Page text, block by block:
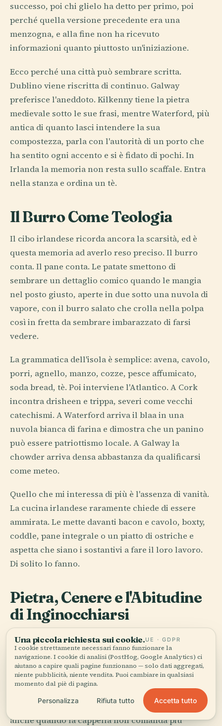
successo, poi chi glielo ha detto per primo, poi
perché quella versione precedente era una
menzogna, e alla fine non ha ricevuto
informazioni quanto piuttosto un'iniziazione.
Ecco perché una città può sembrare scritta.
Dublino viene riscritta di continuo. Galway
preferisce l'aneddoto. Kilkenny tiene la pietra
medievale sotto le sue frasi, mentre Waterford, più
antica di quanto lasci intendere la sua
compostezza, parla con l'autorità di un porto che
ha sentito ogni accento e si è fidato di pochi. In
Irlanda la memoria non resta sullo scaffale. Entra
nella stanza e ordina un tè.
Il Burro Come Teologia
Il cibo irlandese ricorda ancora la scarsità, ed è
questa memoria ad averlo reso preciso. Il burro
conta. Il pane conta. Le patate smettono di
sembrare un dettaglio comico quando le mangia
nel posto giusto, aperte in due sotto una nuvola di
vapore, con il burro salato che crolla nella polpa
così in fretta da sembrare imbarazzato di farsi
vedere.
La grammatica dell'isola è semplice: avena, cavolo,
porri, agnello, manzo, cozze, pesce affumicato,
soda bread, tè. Poi interviene l'Atlantico. A Cork
incontra drisheen e trippa, severi come vecchi
catechismi. A Waterford arriva il blaa in una
nuvola bianca di farina e dimostra che un panino
può essere patriottismo locale. A Galway la
chowder arriva densa abbastanza da qualificarsi
come meteo.
Quello che mi interessa di più è l'assenza di vanità.
La cucina irlandese raramente chiede di essere
ammirata. Le mette davanti bacon e cavolo, boxty,
coddle, pane integrale o un piatto di ostriche e
aspetta che siano i sostantivi a fare il loro lavoro.
Di solito lo fanno.
Pietra, Cenere e l'Abitudine
di Inginocchiarsi
Il cattolicesimo ha modellato la Repubblica
d'Irlanda così a fondo che perfino il suo ritiro ha
lasciato segni sui mobili. Le chiese stanno al
centro delle città come zie severe. Feste, scuole,
rituali di famiglia, senso di colpa, rifiuto,
tenerezza, segreti: tutto è passato dalla cappella,
anche quando la cappella non comanda più
Una piccola richiesta sui cookie.UE · GDPR
I cookie strettamente necessari fanno funzionare la
navigazione. I cookie di analisi (PostHog, Google Analytics) ci
aiutano a capire quali pagine funzionano — solo dati aggregati,
niente pubblicità, niente vendita. Puoi cambiare in qualsiasi
momento dal piè di pagina.
Personalizza Rifiuta tutto Accetta tutto